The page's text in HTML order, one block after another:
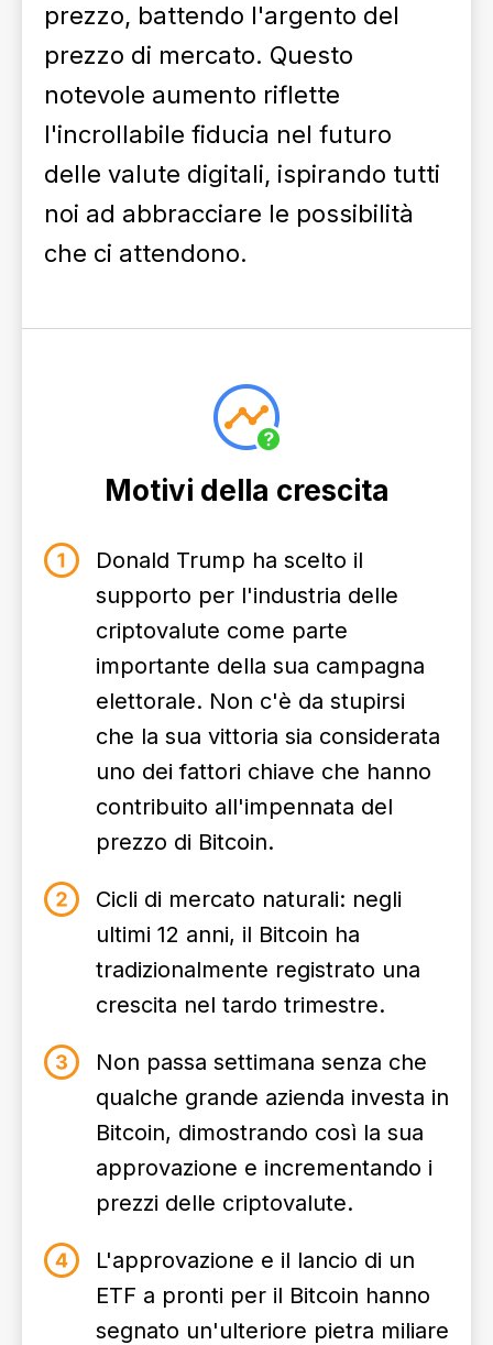
prezzo, battendo l'argento del
prezzo di mercato. Questo
notevole aumento riflette
l'incrollabile fiducia nel futuro
delle valute digitali, ispirando tutti
noi ad abbracciare le possibilità
che ci attendono.
Motivi della crescita
Donald Trump ha scelto il
supporto per l'industria delle
criptovalute come parte
importante della sua campagna
elettorale. Non c'è da stupirsi
che la sua vittoria sia considerata
uno dei fattori chiave che hanno
contribuito all'impennata del
prezzo di Bitcoin.
Cicli di mercato naturali: negli
ultimi 12 anni, il Bitcoin ha
tradizionalmente registrato una
crescita nel tardo trimestre.
Non passa settimana senza che
qualche grande azienda investa in
Bitcoin, dimostrando così la sua
approvazione e incrementando i
prezzi delle criptovalute.
L'approvazione e il lancio di un
ETF a pronti per il Bitcoin hanno
segnato un'ulteriore pietra miliare